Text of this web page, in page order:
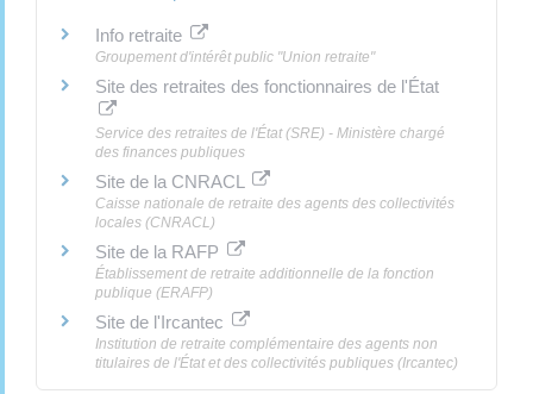
Info retraite
Groupement d'intérêt public "Union retraite"
Site des retraites des fonctionnaires de l'État
Service des retraites de l'État (SRE) - Ministère chargé
des finances publiques
Site de la CNRACL
Caisse nationale de retraite des agents des collectivités
locales (CNRACL)
Site de la RAFP
Établissement de retraite additionnelle de la fonction
publique (ERAFP)
Site de l'Ircantec
Institution de retraite complémentaire des agents non
titulaires de l'État et des collectivités publiques (Ircantec)